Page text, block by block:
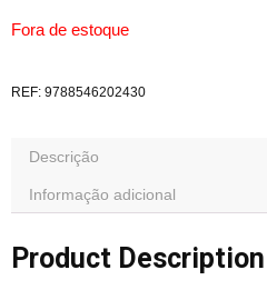
Fora de estoque
REF: 9788546202430
Descrição
Informação adicional
Product Description